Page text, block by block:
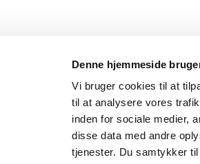
Denne hjemmeside
Vi bruger cookies til at
til at analysere vores
inden for sociale medier,
disse data med andre
tjenester. Du samtykker